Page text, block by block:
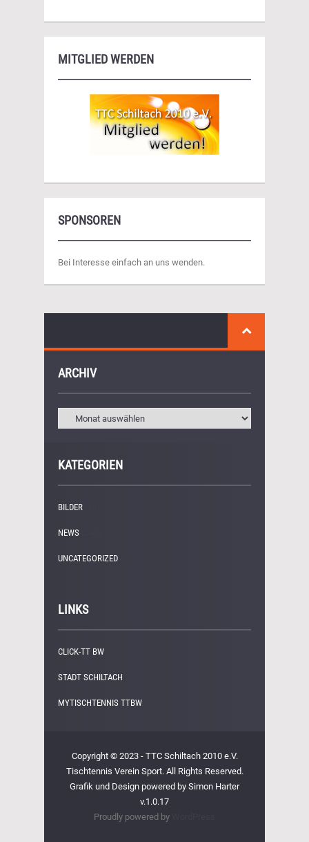
MITGLIED WERDEN
SPONSOREN
Bei Interesse einfach an uns wenden.
ARCHIV
KATEGORIEN
BILDER
NEWS
UNCATEGORIZED
LINKS
CLICK-TT BW
STADT SCHILTACH
MYTISCHTENNIS TTBW
Copyright © 2023 - TTC Schiltach 2010 e.V.
Tischtennis Verein Sport. All Rights Reserved.
Grafik und Design powered by Simon Harter
v.1.0.17
Proudly powered by